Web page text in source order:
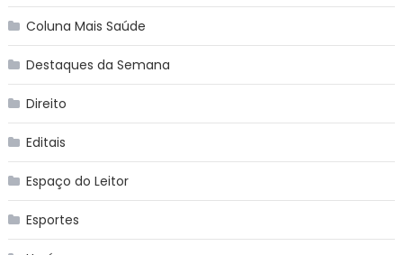
Coluna Mais Saúde
Destaques da Semana
Direito
Editais
Espaço do Leitor
Esportes